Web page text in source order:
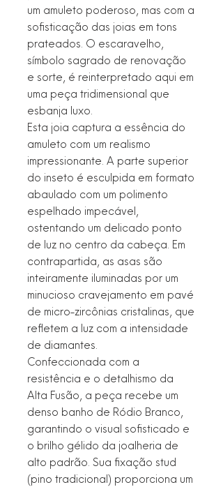
um amuleto poderoso, mas com a
sofisticação das joias em tons
prateados. O escaravelho,
símbolo sagrado de renovação
e sorte, é reinterpretado aqui em
uma peça tridimensional que
esbanja luxo.
Esta joia captura a essência do
amuleto com um realismo
impressionante. A parte superior
do inseto é esculpida em formato
abaulado com um polimento
espelhado impecável,
ostentando um delicado ponto
de luz no centro da cabeça. Em
contrapartida, as asas são
inteiramente iluminadas por um
minucioso cravejamento em pavé
de micro-zircônias cristalinas, que
refletem a luz com a intensidade
de diamantes.
Confeccionada com a
resistência e o detalhismo da
Alta Fusão, a peça recebe um
denso banho de Ródio Branco,
garantindo o visual sofisticado e
o brilho gélido da joalheria de
alto padrão. Sua fixação stud
(pino tradicional) proporciona um